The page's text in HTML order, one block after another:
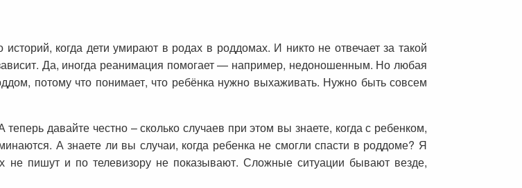
когда дети умирают в родах в роддомах. И никто не отвечает за такой
Да, иногда реанимация помогает — например, недоношенным. Но любая
потому что понимает, что ребёнка нужно выхаживать. Нужно быть совсем
давайте честно – сколько случаев при этом вы знаете, когда с ребенком,
А знаете ли вы случаи, когда ребенка не смогли спасти в роддоме? Я
не пишут и по телевизору не показывают. Сложные ситуации бывают везде,